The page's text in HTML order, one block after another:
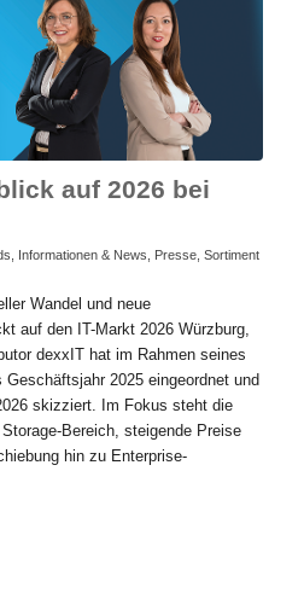
auf 2026 bei
Informationen & News Presse, Sortiment
Wandel und neue
auf den IT-Markt 2026 Würzburg,
dexxIT hat im Rahmen seines
2025 eingeordnet und
skizziert. Im Fokus steht die
Bereich, steigende Preise
hin zu Enterprise-